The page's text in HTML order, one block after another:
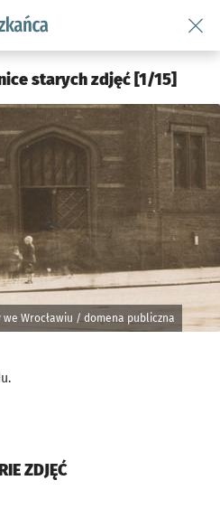
podserwis: Dla mieszkańca
starych zdjęć [1/15]
Wrocławiu / domena publiczna
ZDJĘĆ